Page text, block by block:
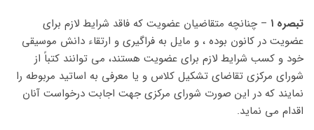
تبصره ۱
– چنانچه متقاضیان عضویت که فاقد شرایط لازم برای
عضویت در کانون بوده ، و مایل به فراگیری و ارتقاء دانش موسیقی
خود و کسب شرایط لازم برای عضویت هستند، می توانند کتباً از
شورای مرکزی تقاضای تشکیل کلاس و یا معرفی به اساتید مربوطه را
نمایند که در این صورت شورای مرکزی جهت اجابت درخواست آنان
اقدام می نماید.